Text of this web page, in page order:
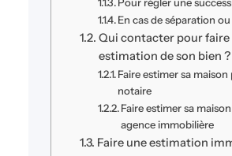
En cas de séparation
Qui contacter pour faire
estimation de son bien ?
Faire estimer sa maison
notaire
Faire estimer sa
agence immobilière
Faire une estimation